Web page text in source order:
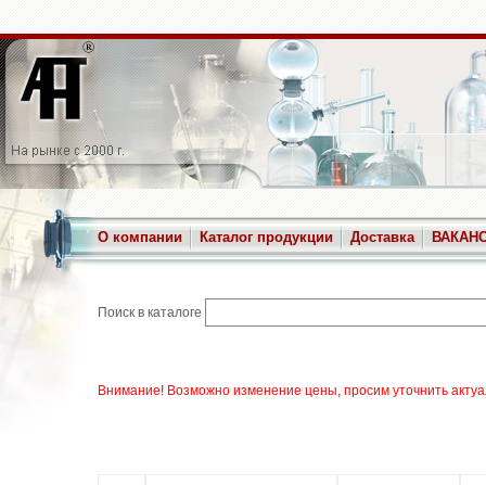
О компании Каталог продукции Доставка
Поиск в каталоге
Внимание! Возможно изменение цены, просим уточнить